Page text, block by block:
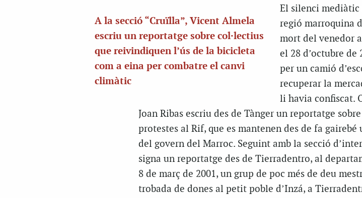
A la secció “Cruïlla”, Vicent Almela
escriu un reportatge sobre col·lectius
que reivindiquen l’ús de la bicicleta
com a eina per combatre el canvi
climàtic
El silenci
regió marroquina
mort del venedor
el 28 d’octubre
per un camió
recuperar la
li havia confiscat.
Joan Ribas escriu des de Tànger un reportatge
protestes al Rif, que es mantenen des de fa
del govern del Marroc. Seguint amb la secció
signa un reportatge des de Tierradentro, al
8 de març de 2001, un grup de poc més de deu
trobada de dones al petit poble d’Inzá, a